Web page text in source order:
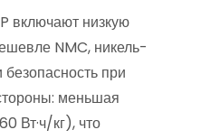
включают низкую
NMC, никель-
при
меньшая
Вт·ч/кг), что